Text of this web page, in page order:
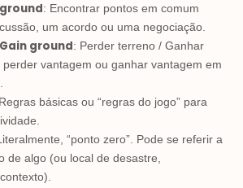
: Encontrar pontos em comum
um acordo ou uma negociação.
ground: Perder terreno / Ganhar
vantagem ou ganhar vantagem em
básicas ou “regras do jogo” para
“ponto zero”. Pode se referir a
de algo (ou local de desastre,